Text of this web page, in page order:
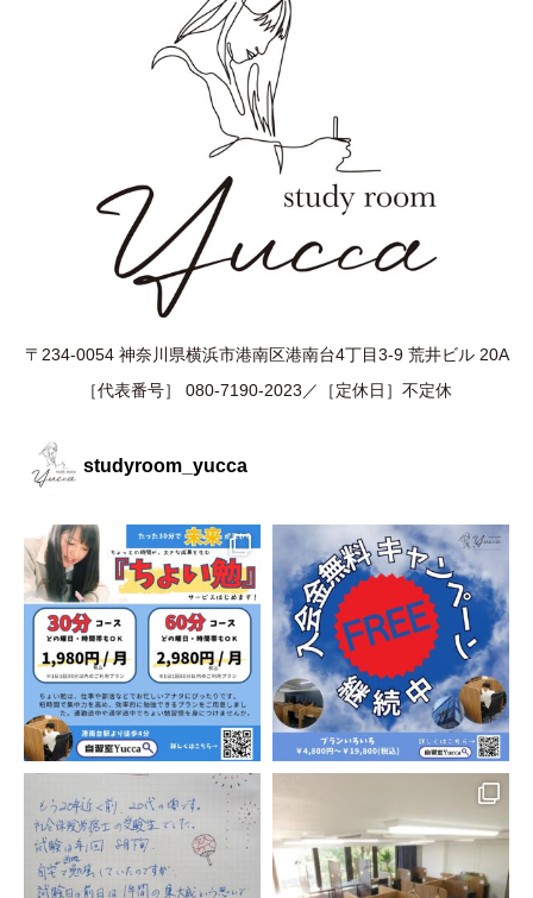
〒234-0054 神奈川県横浜市港南区港南台4丁目3-9 荒井ビル 20A
［代表番号］ 080-7190-2023／［定休日］不定休
studyroom_yucca